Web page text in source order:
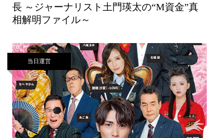
長 ～ジャーナリスト土門瑛太の“M資金”真
相解明ファイル～
当日運営